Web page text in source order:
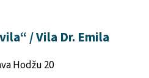
/ Vila Dr. Emila
Hodžu 20